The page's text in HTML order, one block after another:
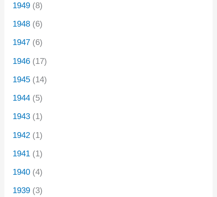
1949 (8)
1948 (6)
1947 (6)
1946 (17)
1945 (14)
1944 (5)
1943 (1)
1942 (1)
1941 (1)
1940 (4)
1939 (3)